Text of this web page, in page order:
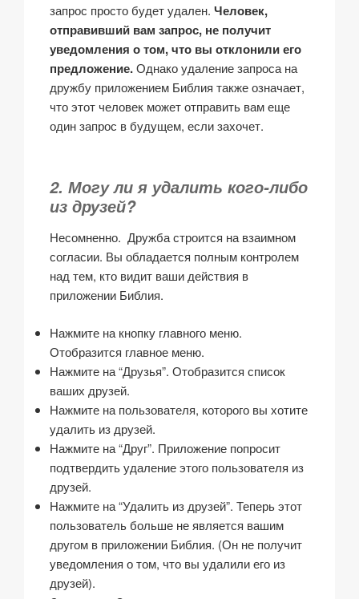
запрос просто будет удален. Человек,
отправивший вам запрос, не получит
уведомления о том, что вы отклонили его
предложение.Однако удаление запроса на
дружбу приложением Библия также означает,
что этот человек может отправить вам еще
один запрос в будущем, если захочет.
2. Могу ли я удалить кого-либо
из друзей?
Несомненно. Дружба строится на взаимном
согласии. Вы обладается полным контролем
над тем, кто видит ваши действия в
приложении Библия.
Нажмите на кнопку главного меню.
Отобразится главное меню.
Нажмите на “Друзья”. Отобразится список
ваших друзей.
Нажмите на пользователя, которого вы хотите
удалить из друзей.
Нажмите на “Друг”. Приложение попросит
подтвердить удаление этого пользователя из
друзей.
Нажмите на “Удалить из друзей”. Теперь этот
пользователь больше не является вашим
другом в приложении Библия. (Он не получит
уведомления о том, что вы удалили его из
друзей).